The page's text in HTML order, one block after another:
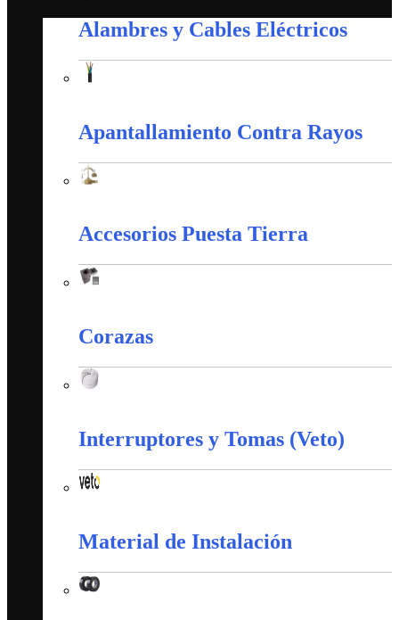
Alambres y Cables Eléctricos
Apantallamiento Contra Rayos
Accesorios Puesta Tierra
Corazas
Interruptores y Tomas (Veto)
Material de Instalación